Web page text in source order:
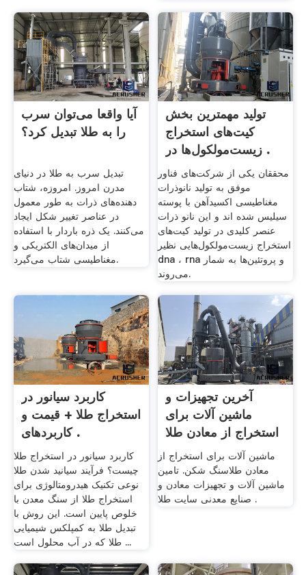
آیا واقعا می‌توان سرب
را به طلا تبدیل کرد؟
تبدیل سرب به طلا در دنیای
مدرن امروز. امروزه، شتاب
دهنده‌های ذرات به طور معمول
در عناصر تغییر شکل ایجاد
می‌کنند. یک ذره باردار با استفاده
از میدان‌های الکتریکی و
مغناطیسی شتاب می‌گیرد.
تولید مهمترین بخش
کیت‌های استخراج
زیست‌مولکول‌ها در .
محققان یکی از شرکت‌های فناور
موفق به تولید نانوذرات
مغناطیسی اکسیدآهن با پوسته
سیلیس شده اند و این نانو ذرات
عنصر کلیدی در تولید کیت‌های
استخراج زیست‌مولکول‌هایی نظیر
dna ، rna و پروتئین‌ها به شمار
می‌روند.
کاربرد سیانور در
استخراج طلا + قیمت و
کاربردهای .
کاربرد سیانور در استخراج طلا
چیست؟ فرآیند سیانید شدن طلا
نوعی تکنیک هیدرومتالوژی برای
استخراج طلا از سنگ معدن با
خلوص پایین است. این روش با
تبدیل طلا به کمپلکس شیمیایی
طلا که در آب محلول است ...
آخرین تجهیزات و
ماشین آلات برای
استخراج از معادن طلا
ماشین آلات برای استخراج از
معادن طلاسنگ شکن. تامین
ماشین آلات و تجهیزات معادن و
صنایع معدنی سایت طلا .